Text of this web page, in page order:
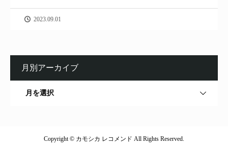
2023.09.01
月別アーカイブ
月を選択
Copyright © カモシカ レコメンド All Rights Reserved.